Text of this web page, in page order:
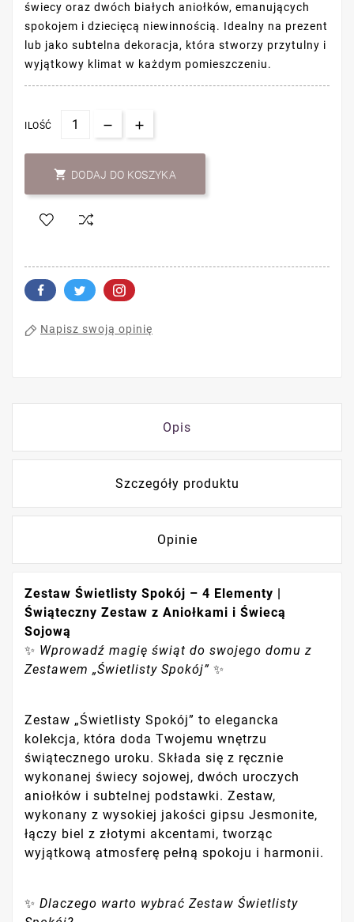
świecy oraz dwóch białych aniołków, emanujących
spokojem i dziecięcą niewinnością. Idealny na prezent
lub jako subtelna dekoracja, która stworzy przytulny i
wyjątkowy klimat w każdym pomieszczeniu.
ILOŚĆ
 DODAJ DO KOSZYKA
Napisz swoją opinię
Opis
Szczegóły produktu
Opinie
Zestaw Świetlisty Spokój – 4 Elementy |
Świąteczny Zestaw z Aniołkami i Świecą
Sojową
✨ Wprowadź magię świąt do swojego domu z
Zestawem „Świetlisty Spokój” ✨
Zestaw „Świetlisty Spokój” to elegancka
kolekcja, która doda Twojemu wnętrzu
świątecznego uroku. Składa się z ręcznie
wykonanej świecy sojowej, dwóch uroczych
aniołków i subtelnej podstawki. Zestaw,
wykonany z wysokiej jakości gipsu Jesmonite,
łączy biel z złotymi akcentami, tworząc
wyjątkową atmosferę pełną spokoju i harmonii.
✨ Dlaczego warto wybrać Zestaw Świetlisty